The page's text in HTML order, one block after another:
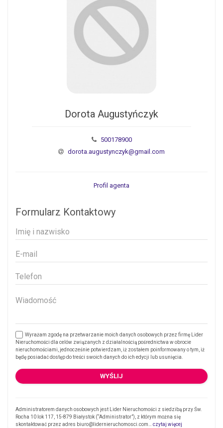
Dorota Augustyńczyk
500178900
dorota.augustynczyk@gmail.com
Profil agenta
Formularz Kontaktowy
Wyrażam zgodę na przetwarzanie moich danych osobowych przez firmę Lider
Nieruchomości dla celów związanych z działalnością pośrednictwa w obrocie
nieruchomościami, jednocześnie potwierdzam, iż zostałem poinformowany o tym, iż
będę posiadać dostęp do treści swoich danych do ich edycji lub usunięcia.
Administratorem danych osobowych jest Lider Nieruchomości z siedzibą przy Św.
Rocha 10 lok 117, 15-879 Białystok (“Administrator”), z którym można się
skontaktować przez adres biuro@lidernieruchomosci.com… czytaj więcej